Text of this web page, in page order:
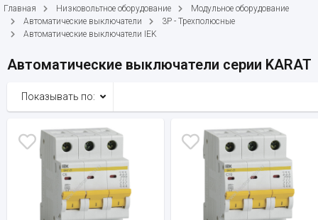
Главная Низковольтное оборудование
Модульное оборудование
Автоматические выключатели
3P - Трехполюсные
Автоматические выключатели IEK
Автоматические выключатели серии KARAT
Показывать по: